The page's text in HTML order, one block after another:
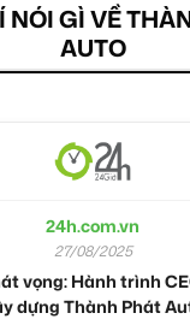
NÓI GÌ VỀ
AUTO
24h.com.vn
27/08/2025
vọng: Hành trình
dựng Thành Phát